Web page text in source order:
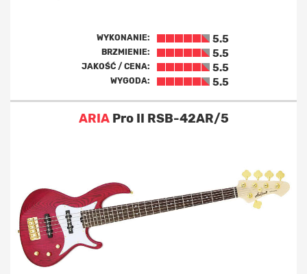
WYKONANIE: 5.5
BRZMIENIE: 5.5
JAKOŚĆ / CENA: 5.5
WYGODA: 5.5
ARIAPro II RSB-42AR/5